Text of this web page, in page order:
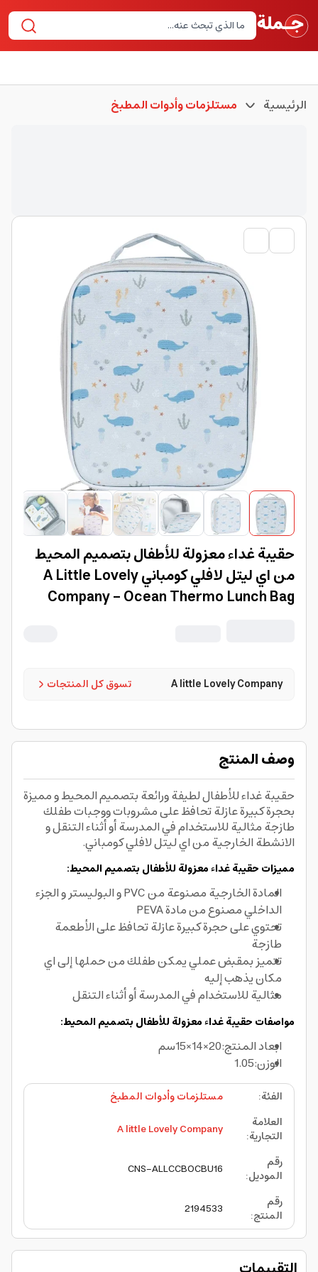
الرئيسية مستلزمات وأدوات المطبخ
حقيبة غداء معزولة للأطفال بتصميم المحيط
من اي ليتل لافلي كومباني A Little Lovely
Company - Ocean Thermo Lunch Bag
تسوق كل المنتجات A little Lovely Company
وصف المنتج
حقيبة غداء للأطفال لطيفة ورائعة بتصميم المحيط و مميزة
بحجرة كبيرة عازلة تحافظ على مشروبات ووجبات طفلك
طازجة مثالية للاستخدام في المدرسة أو أثناء التنقل و
الانشطة الخارجية من اي ليتل لافلي كومباني.
مميزات حقيبة غداء معزولة للأطفال بتصميم المحيط:
المادة الخارجية مصنوعة من PVC و البوليستر و الجزء
الداخلي مصنوع من مادة PEVA
تحتوي على حجرة كبيرة عازلة تحافظ على الأطعمة
طازجة
تتميز بمقبض عملي يمكن طفلك من حملها إلى اي
مكان يذهب إليه
مثالية للاستخدام في المدرسة أو أثناء التنقل
مواصفات حقيبة غداء معزولة للأطفال بتصميم المحيط:
ابعاد المنتج:20×14×15سم
الوزن:1.05
الفئة:
مستلزمات وأدوات المطبخ
العلامة
التجارية:
A little Lovely Company
رقم
الموديل:
CNS-ALLCCBOCBU16
رقم
المنتج:
2194533